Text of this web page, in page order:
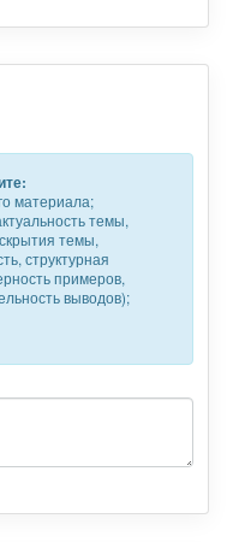
материала;
темы,
темы,
структурная
примеров,
выводов);